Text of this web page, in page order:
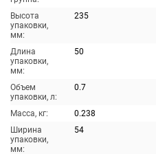
Высота
упаковки,
мм:
235
Длина
упаковки,
мм:
50
Объем
упаковки, л:
0.7
Масса, кг:
0.238
Ширина
упаковки,
мм:
54